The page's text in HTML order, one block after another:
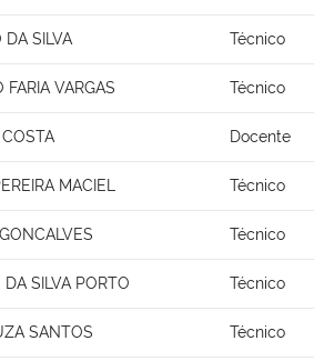
DA SILVA Técnico
VARGAS Técnico
Docente
MACIEL Técnico
Técnico
SILVA PORTO Técnico
SANTOS Técnico